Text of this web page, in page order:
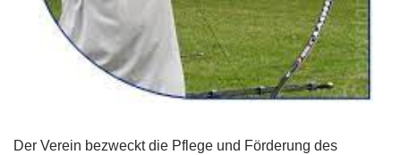
Der Verein bezweckt die Pflege und Förderung des